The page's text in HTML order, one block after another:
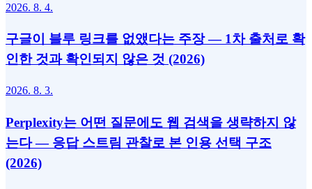
2026. 8. 4.
구글이 블루 링크를 없앴다는 주장 — 1차 출처로 확
인한 것과 확인되지 않은 것 (2026)
2026. 8. 3.
Perplexity는 어떤 질문에도 웹 검색을 생략하지 않
는다 — 응답 스트림 관찰로 본 인용 선택 구조
(2026)